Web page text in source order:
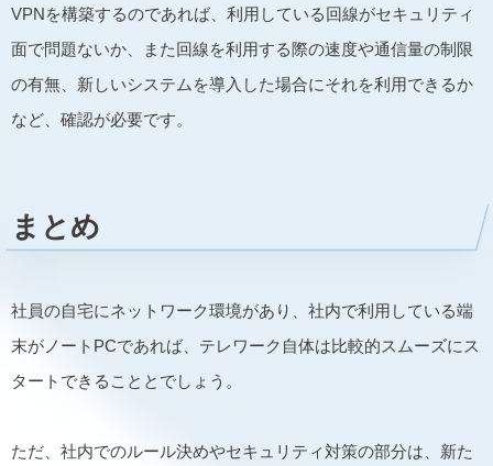
VPNを構築するのであれば、利用している回線がセキュリティ
面で問題ないか、また回線を利用する際の速度や通信量の制限
の有無、新しいシステムを導入した場合にそれを利用できるか
など、確認が必要です。
まとめ
社員の自宅にネットワーク環境があり、社内で利用している端
末がノートPCであれば、テレワーク自体は比較的スムーズにス
タートできることとでしょう。
ただ、社内でのルール決めやセキュリティ対策の部分は、新た